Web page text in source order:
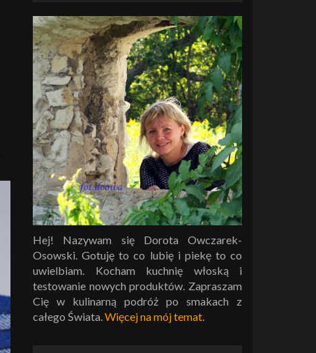
Hej! Nazywam się Dorota Owczarek-
Osowski. Gotuję to co lubię i piekę to co
uwielbiam. Kocham kuchnię włoską i
testowanie nowych produktów. Zapraszam
Cię w kulinarną podróż po smakach z
całego Świata.Więcej na mój temat.